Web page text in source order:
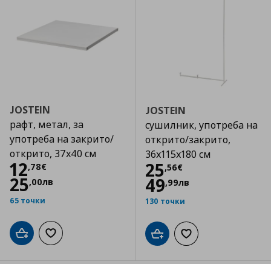
JOSTEIN
рафт, метал, за
употреба на закрито/
открито, 37x40 см
12,78€
Цена
25,00лв
65 точки
Добави в кошницата
Добави към списъка с любими
JOSTEIN
сушилник, употреба на
открито/закрито,
36x115x180 см
25,56€
Цена
49,99лв
130 точки
Добави в кошницата
Добави към